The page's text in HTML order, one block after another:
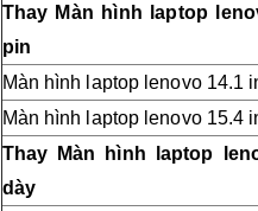
Thay Màn hình laptop
pin
Màn hình laptop lenovo 14.1
Màn hình laptop lenovo 15.4
Thay Màn hình laptop
dày